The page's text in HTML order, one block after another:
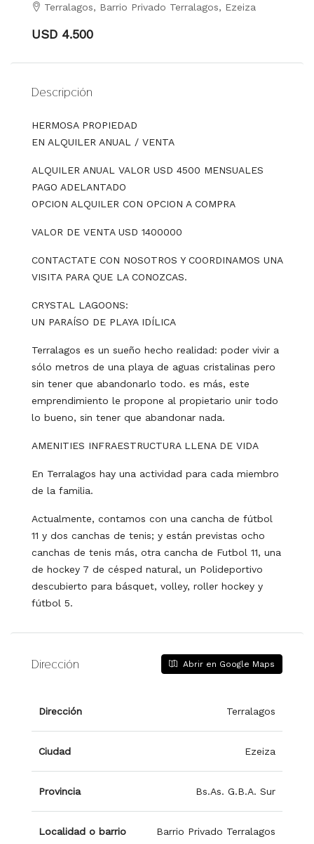
Terralagos, Barrio Privado Terralagos, Ezeiza
USD 4.500
Descripción
HERMOSA PROPIEDAD
EN ALQUILER ANUAL / VENTA
ALQUILER ANUAL VALOR USD 4500 MENSUALES
PAGO ADELANTADO
OPCION ALQUILER CON OPCION A COMPRA
VALOR DE VENTA USD 1400000
CONTACTATE CON NOSOTROS Y COORDINAMOS UNA
VISITA PARA QUE LA CONOZCAS.
CRYSTAL LAGOONS:
UN PARAÍSO DE PLAYA IDÍLICA
Terralagos es un sueño hecho realidad: poder vivir a
sólo metros de una playa de aguas cristalinas pero
sin tener que abandonarlo todo. es más, este
emprendimiento le propone al propietario unir todo
lo bueno, sin tener que abandonar nada.
AMENITIES INFRAESTRUCTURA LLENA DE VIDA
En Terralagos hay una actividad para cada miembro
de la familia.
Actualmente, contamos con una cancha de fútbol
11 y dos canchas de tenis; y están previstas ocho
canchas de tenis más, otra cancha de Futbol 11, una
de hockey 7 de césped natural, un Polideportivo
descubierto para básquet, volley, roller hockey y
fútbol 5.
Dirección Abrir en Google Maps
Dirección Terralagos
Ciudad Ezeiza
Provincia Bs.As. G.B.A. Sur
Localidad o barrio Barrio Privado Terralagos